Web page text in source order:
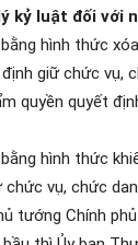
kỷ luật đối với
hình thức
giữ chức vụ,
quyền quyết
hình thức
vụ, chức
tướng Chính